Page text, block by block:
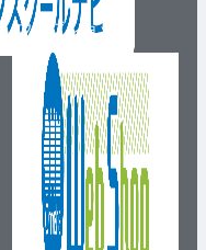
ウェブショップ